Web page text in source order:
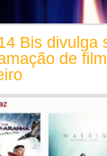
Bis divulga
de